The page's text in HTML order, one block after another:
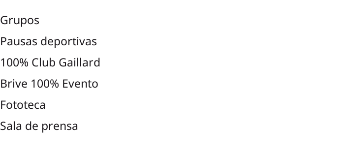
Grupos
Pausas deportivas
100% Club Gaillard
Brive 100% Evento
Fototeca
Sala de prensa